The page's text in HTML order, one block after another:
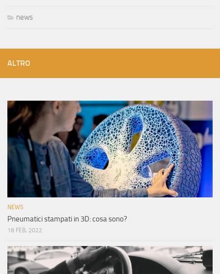
news
ALTRO
NEWS
Pneumatici stampati in 3D: cosa sono?
18 FEB, 2022